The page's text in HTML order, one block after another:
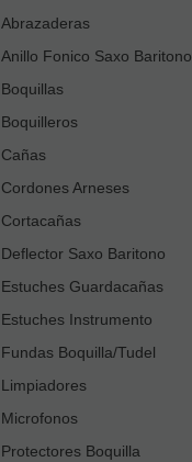
Abrazaderas
Anillo Fonico Saxo Baritono
Boquillas
Boquilleros
Cañas
Cordones Arneses
Cortacañas
Deflector Saxo Baritono
Estuches Guardacañas
Estuches Instrumento
Fundas Boquilla/Tudel
Limpiadores
Microfonos
Protectores Boquilla